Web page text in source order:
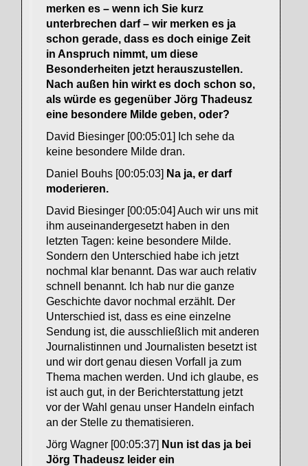
merken es – wenn ich Sie kurz
unterbrechen darf – wir merken es ja
schon gerade, dass es doch einige Zeit
in Anspruch nimmt, um diese
Besonderheiten jetzt herauszustellen.
Nach außen hin wirkt es doch schon so,
als würde es gegenüber Jörg Thadeusz
eine besondere Milde geben, oder?
David Biesinger [00:05:01] Ich sehe da
keine besondere Milde dran.
Daniel Bouhs [00:05:03] Na ja, er darf
moderieren.
David Biesinger [00:05:04] Auch wir uns mit
ihm auseinandergesetzt haben in den
letzten Tagen: keine besondere Milde.
Sondern den Unterschied habe ich jetzt
nochmal klar benannt. Das war auch relativ
schnell benannt. Ich hab nur die ganze
Geschichte davor nochmal erzählt. Der
Unterschied ist, dass es eine einzelne
Sendung ist, die ausschließlich mit anderen
Journalistinnen und Journalisten besetzt ist
und wir dort genau diesen Vorfall ja zum
Thema machen werden. Und ich glaube, es
ist auch gut, in der Berichterstattung jetzt
vor der Wahl genau unser Handeln einfach
an der Stelle zu thematisieren.
Jörg Wagner [00:05:37] Nun ist das ja bei
Jörg Thadeusz leider ein